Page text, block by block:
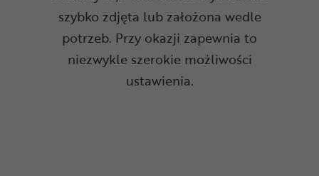
szybko zdjęta lub założona wedle
potrzeb. Przy okazji zapewnia to
niezwykle szerokie możliwości
ustawienia.